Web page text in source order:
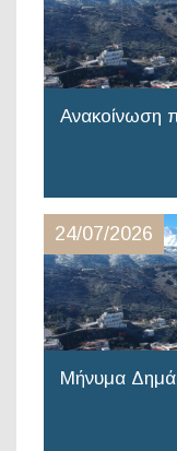
Ανακοίνωση
24/07/2026
Μήνυμα